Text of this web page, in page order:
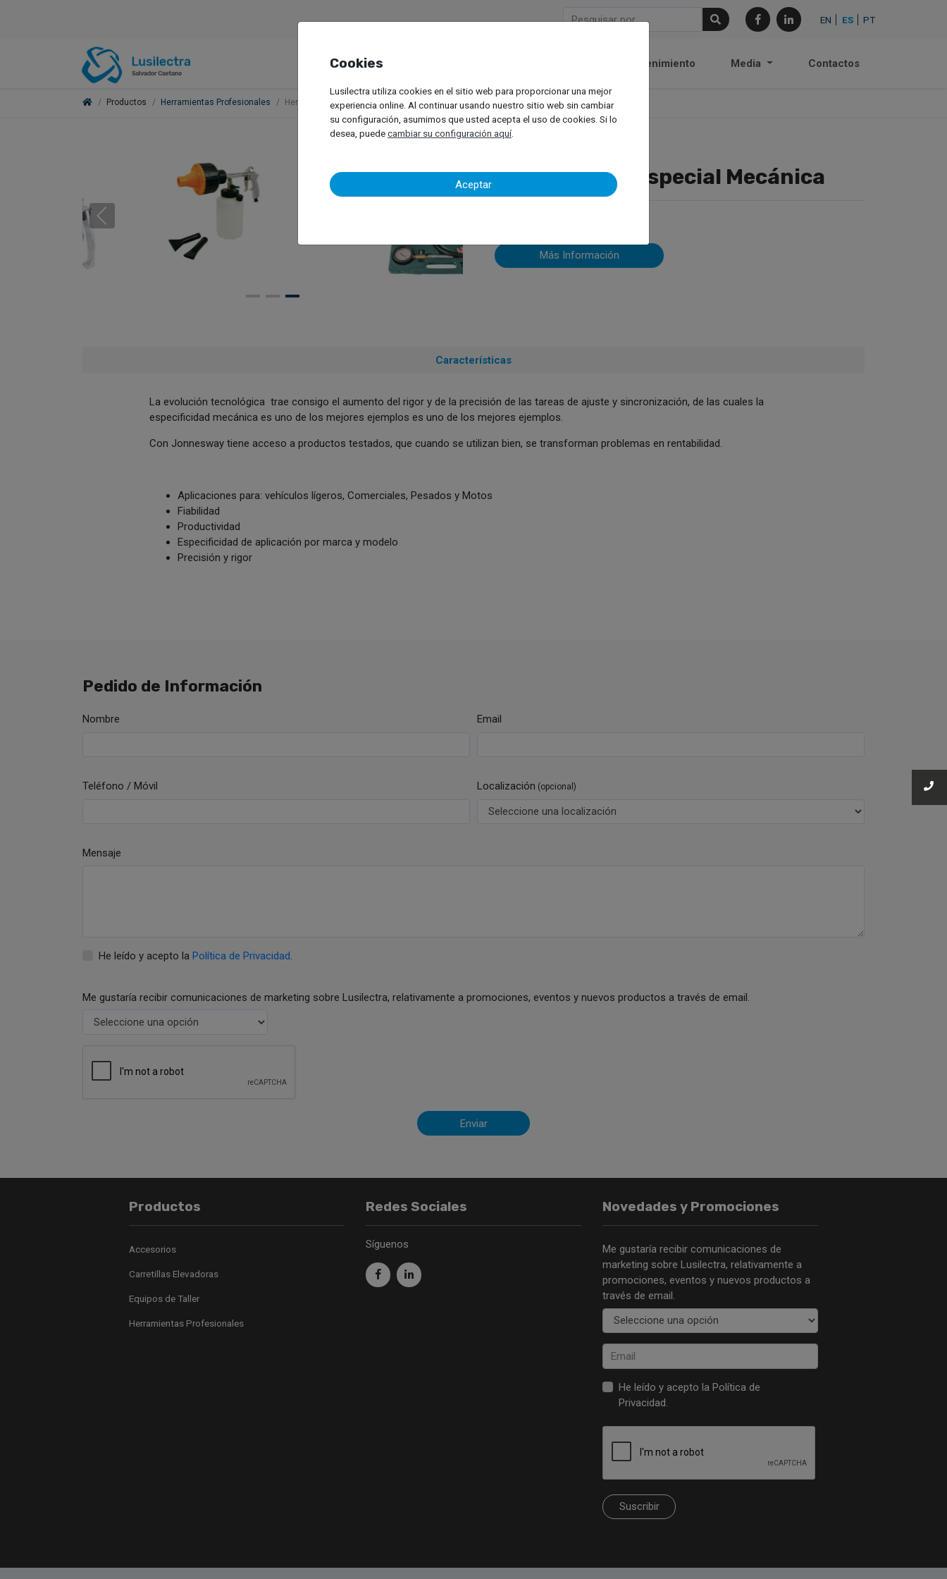
EN ES PT
Mantenimiento Media Contactos
Productos Herramientas Profesionales Herramienta Especial Mecánica
Herramienta Especial Mecánica
Más Información
Características
La evolución tecnológica trae consigo el aumento del rigor y de la precisión de las tareas de ajuste y sincronización, de las cuales la
especificidad mecánica es uno de los mejores ejemplos es uno de los mejores ejemplos.
Con Jonnesway tiene acceso a productos testados, que cuando se utilizan bien, se transforman problemas en rentabilidad.
Aplicaciones para: vehículos lígeros, Comerciales, Pesados y Motos
Fiabilidad
Productividad
Especificidad de aplicación por marca y modelo
Precisión y rigor
Pedido de Información
Nombre Email
Teléfono / Móvil Localización (opcional)
Mensaje
He leído y acepto la Política de Privacidad
Me gustaría recibir comunicaciones de marketing sobre Lusilectra, relativamente a promociones, eventos y nuevos productos a través de email.
Enviar
Productos
Accesorios
Carretillas Elevadoras
Equipos de Taller
Herramientas Profesionales
Redes Sociales
Síguenos
Novedades y Promociones
Me gustaría recibir comunicaciones de
marketing sobre Lusilectra, relativamente a
promociones, eventos y nuevos productos a
través de email.
He leído y acepto la Política de
Privacidad
Suscribir
Cookies
Lusilectra utiliza cookies en el sitio web para proporcionar una mejor
experiencia online. Al continuar usando nuestro sitio web sin cambiar
su configuración, asumimos que usted acepta el uso de cookies. Si lo
desea, puedecambiar su configuración aquí.
Aceptar